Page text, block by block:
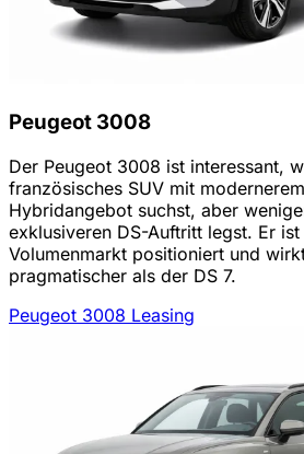
Peugeot 3008
Der Peugeot 3008 ist interessant,
französisches SUV mit
Hybridangebot suchst, aber
exklusiveren DS-Auftritt legst. Er ist
Volumenmarkt positioniert und
pragmatischer als der DS 7.
Peugeot 3008 Leasing